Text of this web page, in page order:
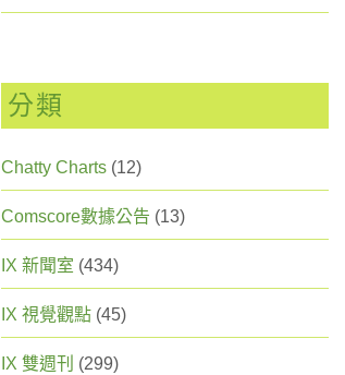
分類
Chatty Charts (12)
Comscore數據公告 (13)
IX 新聞室 (434)
IX 視覺觀點 (45)
IX 雙週刊 (299)